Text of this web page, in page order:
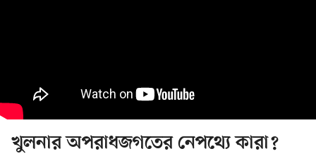
খুলনার অপরাধজগতের নেপথ্যে কারা?